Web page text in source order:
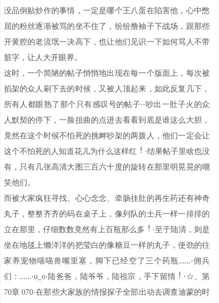
没品倒贴炒作的事情，一定是哪个王八蛋在陷害他，心中憋
屈的粉丝逐渐被骂的坐不住了，纷纷撸袖子下战场，跟那些
开黄腔的老流氓一决高下，也让他们见识一下如何骂人不带
脏字，让人大开眼界。
这时，一个简陋的帖子悄悄地出现在每一个版面上，每次被
掐架的众人刷下去的时候，又被人顶起来，如此反复几下，
所有人都眼熟了那个只有感叹号的帖子··吵出一肚子火的众
人默契的停下，一脸扭曲的点进去看看到底是谁这么大胆，
竟然在这个时候不怕死的挑衅吵架的两拨人，他们一定会让
这个不怕死的人知道花儿为什么这样红
·结果帖子里啥也没
有，只有几张高清大图三百六十度的旋转在那里明晃晃的嘲
笑他们。
而被大家疯狂寻找、心心念念、牵肠挂肚的再生药还有神奇
丸子，整整齐齐的码在桌子上，像列队的士兵一样一排排的
立在那里，仔细数数竟然有上百瓶那么多
·至于陆清，则是
坐在地毯上懒洋洋的把莹白的像糖豆一样的丸子，使劲的往
家养宠物喵喵兽嘴里塞，脚下已经空了三个药瓶......·佣兵
们：......·o_o·陆爸爸，陆爷爷，陆祖宗，手下留情
·☆、第
70章 070·在那些大家族的情报探子全部出动去调查迪蒙的时